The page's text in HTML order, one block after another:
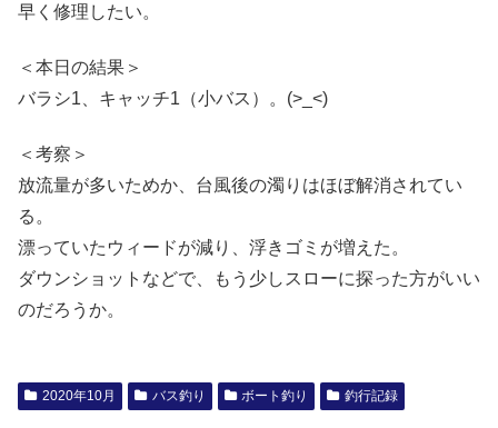
早く修理したい。
＜本日の結果＞
バラシ1、キャッチ1（小バス）。(>_<)
＜考察＞
放流量が多いためか、台風後の濁りはほぼ解消されてい
る。
漂っていたウィードが減り、浮きゴミが増えた。
ダウンショットなどで、もう少しスローに探った方がいい
のだろうか。
2020年10月 バス釣り ボート釣り 釣行記録